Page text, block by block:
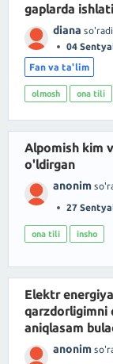
gaplarda
diana so'radi
04
Fan va ta'lim
olmosh ona tili
Alpomish kim
o'ldirgan
anonim
27
ona tili insho
Elektr
qarzdorligimni
aniqlasam
anonim